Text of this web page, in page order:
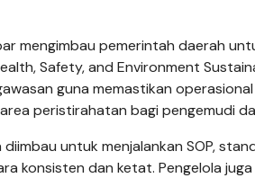
mengimbau pemerintah daerah
Safety, and Environment
guna memastikan
peristirahatan bagi pengemudi
untuk menjalankan SOP,
konsisten dan ketat. Pengelola